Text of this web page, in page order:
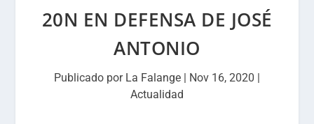
20N EN DEFENSA DE JOSÉ
ANTONIO
Publicado por La Falange | Nov 16, 2020 |
Actualidad